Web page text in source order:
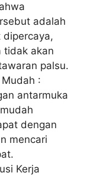
adalah
tidak akan
palsu.
:
antarmuka
dengan
mencari
Kerja